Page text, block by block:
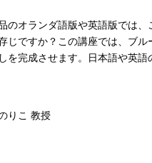
のオランダ語版や英語版では、
じですか？この講座では、ブル
完成させます。日本語や英
りこ 教授